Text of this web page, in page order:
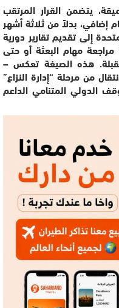
يتضمن القرار المرتقب
إضافي، بدلاً من ثلاثة أشهر
إلى تقديم تقارير دورية
مراجعة مهام البعثة أو حتى
هذه الصيغة تعكس –
من مرحلة “إدارة النزاع”
الدولي المتنامي الداعم